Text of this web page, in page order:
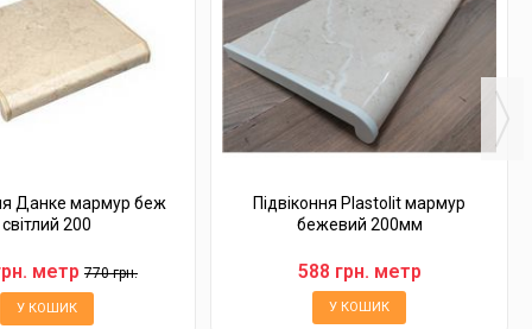
Данке мармур беж
світлий 200
метр 770 грн.
У КОШИК
Підвіконня Plastolit мармур
бежевий 200мм
588 грн. метр
У КОШИК